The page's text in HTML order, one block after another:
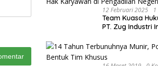
12 Februari 2025
Team Kuasa
PT. Zug Industri
Karyawan di
Jakarta Pusat